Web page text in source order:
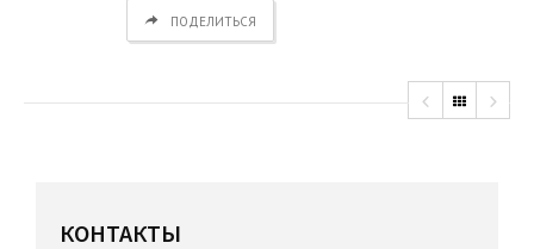
ПОДЕЛИТЬСЯ
КОНТАКТЫ